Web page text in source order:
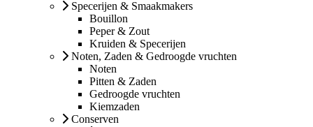
Specerijen & Smaakmakers
Bouillon
Peper & Zout
Kruiden & Specerijen
Noten, Zaden & Gedroogde vruchten
Noten
Pitten & Zaden
Gedroogde vruchten
Kiemzaden
Conserven